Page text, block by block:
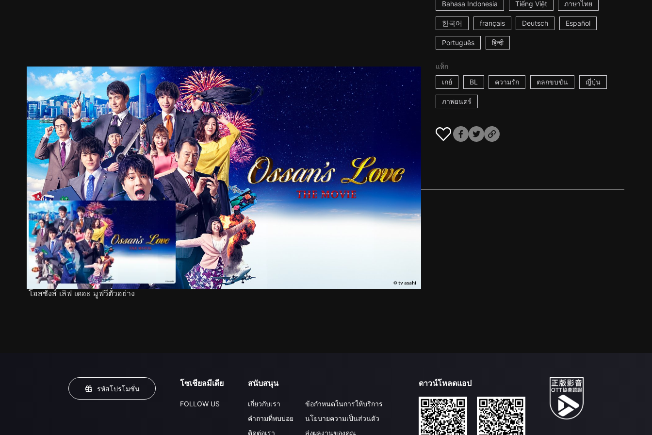
Bahasa Indonesia Tiếng Việt ภาษาไทย
한국어 français Deutsch Español
Português हिन्दी
แท็ก
เกย์
BL ความรัก ตลกขบขัน ญี่ปุ่น
ภาพยนตร์
ตัวอย่าง ภาพนิ่ง เนื้อหาที่แนะนำ รายละเอียด
โอสซังส์ เลิฟ เดอะ มูฟวีตัวอย่าง
รหัสโปรโมชั่น
โซเชียลมีเดีย
FOLLOW US
สนับสนุน
เกี่ยวกับเรา
คำถามที่พบบ่อย
ติดต่อเรา
ข้อกำหนดในการให้บริการ
นโยบายความเป็นส่วนตัว
ส่งผลงานของคุณ
ดาวน์โหลดแอป